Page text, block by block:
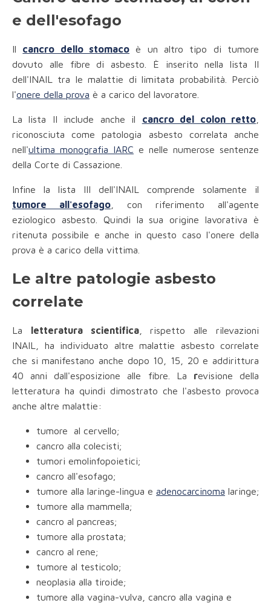
e dell'esofago
Il cancro dello stomaco è un altro tipo di tumore
dovuto alle fibre di asbesto. È inserito nella lista II
dell'INAIL tra le malattie di limitata probabilità. Perciò
l'onere della prova è a carico del lavoratore.
La lista II include anche il cancro del colon retto
riconosciuta come patologia asbesto correlata anche
nell'ultima monografia IARC e nelle numerose sentenze
della Corte di Cassazione.
Infine la lista III dell'INAIL comprende solamente il
tumore all'esofago , con riferimento all'agente
eziologico asbesto. Quindi la sua origine lavorativa è
ritenuta possibile e anche in questo caso l'onere della
prova è a carico della vittima.
Le altre patologie asbesto
correlate
La letteratura scientifica, rispetto alle rilevazioni
INAIL, ha individuato altre malattie asbesto correlate
che si manifestano anche dopo 10, 15, 20 e addirittura
40 anni dall'esposizione alle fibre. La revisione della
letteratura ha quindi dimostrato che l'asbesto provoca
anche altre malattie:
tumore al cervello;
cancro alla colecisti;
tumori emolinfopoietici;
cancro all'esofago;
tumore alla laringe-lingua e adenocarcinoma laringe;
tumore alla mammella;
cancro al pancreas;
tumore alla prostata;
cancro al rene;
tumore al testicolo;
neoplasia alla tiroide;
tumore alla vagina-vulva, cancro alla vagina e